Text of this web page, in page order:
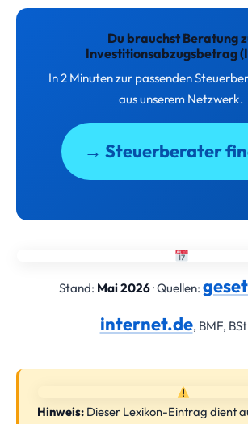
Du brauchst Beratung
Investitionsabzugsbetrag
In 2 Minuten zur passenden
aus unserem Netzwerk.
→ Steuerberater
Stand: Mai 2026· Quellen:
internet.de, BMF,
Hinweis: Dieser Lexikon-Eintrag dient